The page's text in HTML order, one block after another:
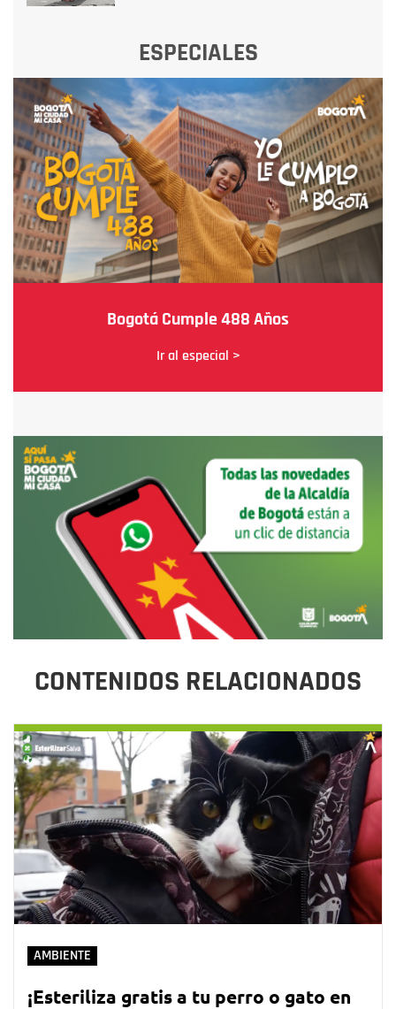
ESPECIALES
Bogotá Cumple 488 Años
Ir al especial >
CONTENIDOS RELACIONADOS
AMBIENTE
¡Esteriliza gratis a tu perro o gato en